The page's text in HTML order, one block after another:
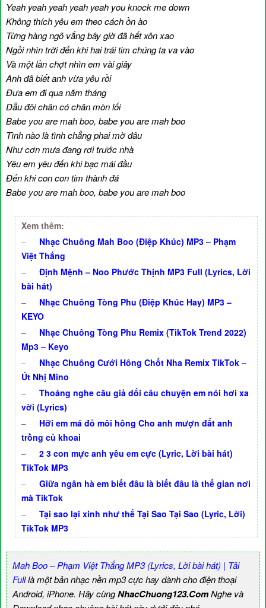
Yeah yeah yeah yeah yeah you knock me down
Không thích yêu em theo cách ồn ào
Từng hàng ngõ vắng bây giờ đã hết xôn xao
Ngồi nhìn trời đến khi hai trái tim chúng ta va vào
Và một lần chợt nhìn em vài giây
Anh đã biết anh vừa yêu rồi
Đưa em đi qua năm tháng
Dẫu đôi chân có chân mòn lối
Babe you are mah boo, babe you are mah boo
Tình nào là tình chẳng phai mờ đâu
Như cơn mưa đang rơi trước nhà
Yêu em yêu đến khi bạc mái đầu
Đến khi con con tim thành đá
Babe you are mah boo, babe you are mah boo
Xem thêm:
–
Nhạc Chuông Mah Boo (Điệp Khúc) MP3 – Phạm
Việt Thắng
–
Định Mệnh – Noo Phước Thịnh MP3 Full (Lyrics, Lời
bài hát)
–
Nhạc Chuông Tòng Phu (Điệp Khúc Hay) MP3 –
KEYO
–
Nhạc Chuông Tòng Phu Remix (TikTok Trend 2022)
Mp3 – Keyo
–
Nhạc Chuông Cưới Hông Chốt Nha Remix TikTok –
Út Nhị Mino
–
Thoáng nghe câu giả dối câu chuyện em nói hơi xa
vời (Lyrics)
–
Hỡi em má đỏ môi hồng Cho anh mượn đất anh
trồng củ khoai
–
2 3 con mực anh yêu em cực (Lyric, Lời bài hát)
TikTok MP3
–
Giữa ngân hà em biết đâu là biết đâu là thế gian nơi
mà TikTok
–
Tại sao lại xinh như thế Tại Sao Tại Sao (Lyric, Lời)
TikTok MP3
Mah Boo – Phạm Việt Thắng MP3 (Lyrics, Lời bài hát) | Tải
Fulllà một bản nhạc nền mp3 cực hay dành cho điện thoại
Android, iPhone. Hãy cùngNhacChuong123.ComNghe và